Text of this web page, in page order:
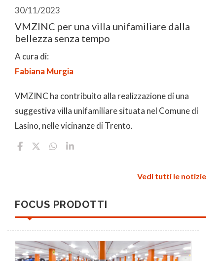
30/11/2023
VMZINC per una villa unifamiliare dalla
bellezza senza tempo
A cura di:
Fabiana Murgia
VMZINC ha contribuito alla realizzazione di una
suggestiva villa unifamiliare situata nel Comune di
Lasino, nelle vicinanze di Trento.
Vedi tutti le notizie
FOCUS PRODOTTI